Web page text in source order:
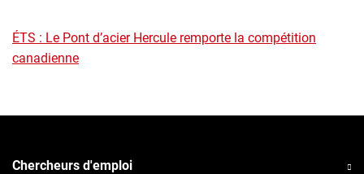
ÉTS : Le Pont d’acier Hercule remporte la compétition
canadienne
Chercheurs d'emploi